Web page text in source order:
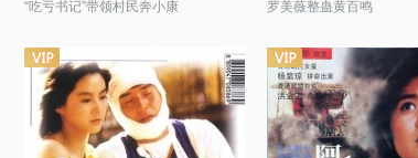
“吃亏书记”带领村民奔小康 罗美薇整蛊黄百鸣